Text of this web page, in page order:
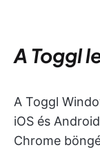
A Toggl
A Toggl
iOS és
Chrome